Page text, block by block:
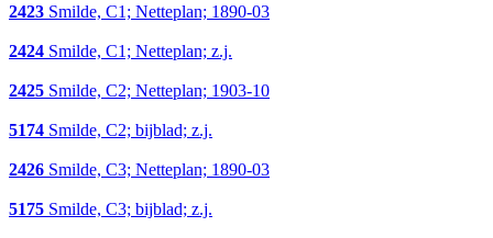
2423 Smilde, C1; Netteplan; 1890-03
2424 Smilde, C1; Netteplan; z.j.
2425 Smilde, C2; Netteplan; 1903-10
5174 Smilde, C2; bijblad; z.j.
2426 Smilde, C3; Netteplan; 1890-03
5175 Smilde, C3; bijblad; z.j.